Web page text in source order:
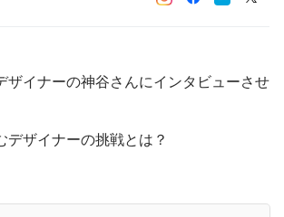
ザイナーの神谷​さんにインタビューさせ
デザイナーの挑戦とは？